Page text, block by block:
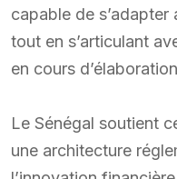
capable de
tout en s’articulant
en cours
Le Sénégal soutient
une architecture